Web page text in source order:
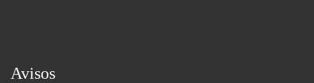
Avisos